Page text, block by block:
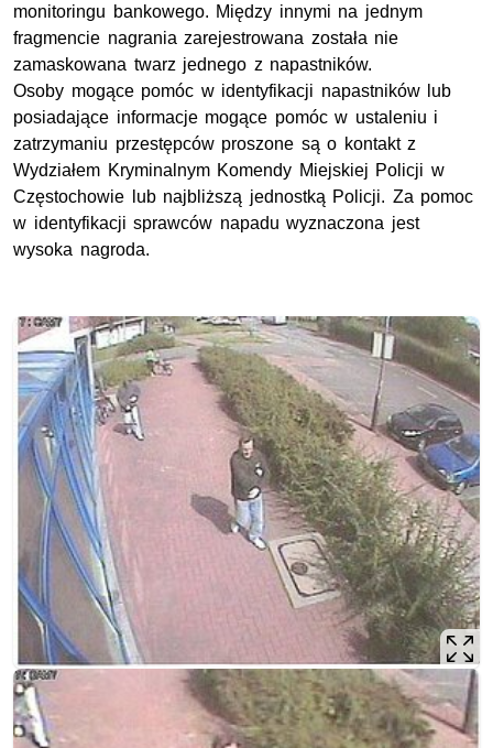
monitoringu bankowego. Między innymi na jednym
fragmencie nagrania zarejestrowana została nie
zamaskowana twarz jednego z napastników.
Osoby mogące pomóc w identyfikacji napastników lub
posiadające informacje mogące pomóc w ustaleniu i
zatrzymaniu przestępców proszone są o kontakt z
Wydziałem Kryminalnym Komendy Miejskiej Policji w
Częstochowie lub najbliższą jednostką Policji. Za pomoc
w identyfikacji sprawców napadu wyznaczona jest
wysoka nagroda.